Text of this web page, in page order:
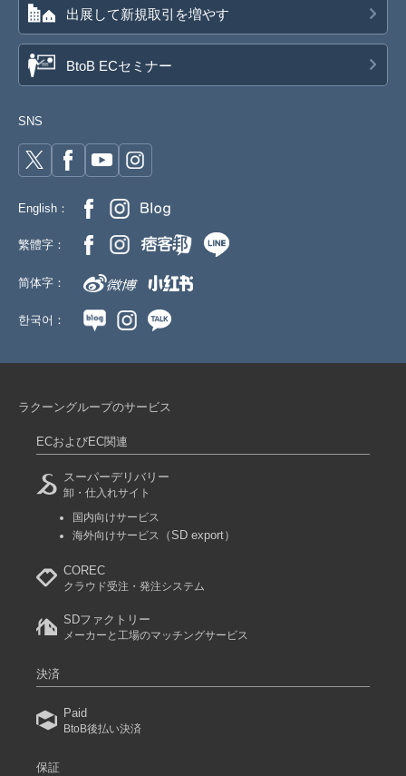
出展して新規取引を増やす
BtoB ECセミナー
SNS
English：
繁體字：
简体字：
한국어：
ラクーングループのサービス
ECおよびEC関連
スーパーデリバリー
卸・仕入れサイト
国内向けサービス
海外向けサービス
（SD export）
COREC
クラウド受注・発注システム
SDファクトリー
メーカーと工場のマッチングサービス
決済
Paid
BtoB後払い決済
保証